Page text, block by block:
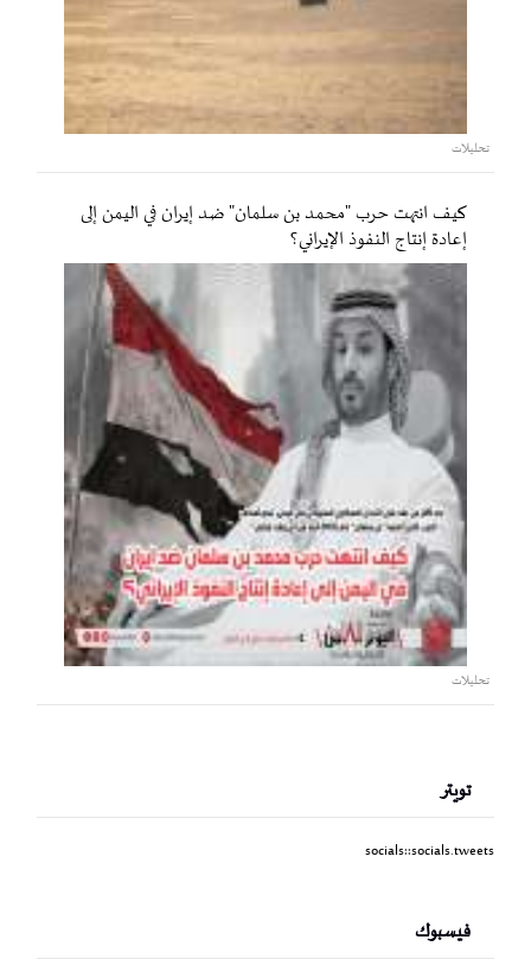
تحليلات
كيف انتهت حرب "محمد بن سلمان" ضد إيران في اليمن إلى
إعادة إنتاج النفوذ الإيراني؟
تحليلات
تويتر
socials::socials.tweets
فيسبوك